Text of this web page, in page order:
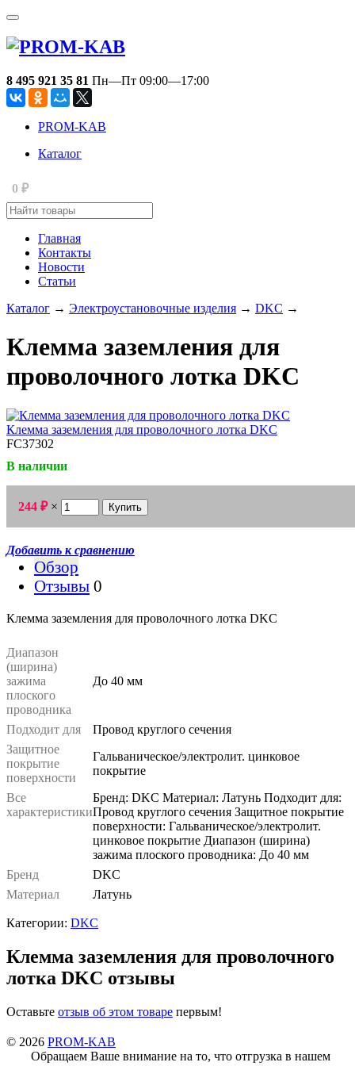
8 495 921 35 81 Пн—Пт 09:00—17:00
PROM-KAB
Каталог
0 ₽
Главная
Контакты
Новости
Статьи
Каталог → Электроустановочные изделия → DKC →
Клемма заземления для
проволочного лотка DKC
FC37302
В наличии
244 ₽ ×
Добавить к сравнению
Обзор
Отзывы 0
Клемма заземления для проволочного лотка DKC
Диапазон
(ширина)
зажима
плоского
проводника
До 40 мм
Подходит для
Провод круглого сечения
Защитное
покрытие
поверхности
Гальваническое/электролит. цинковое
покрытие
Все
характеристики
Бренд: DKC Материал: Латунь Подходит для:
Провод круглого сечения Защитное покрытие
поверхности: Гальваническое/электролит.
цинковое покрытие Диапазон (ширина)
зажима плоского проводника: До 40 мм
Бренд
DKC
Материал
Латунь
Категории: DKC
Клемма заземления для проволочного
лотка DKC отзывы
Оставьте отзыв об этом товаре первым!
© 2026 PROM-KAB
Обращаем Ваше внимание на то, что отгрузка в нашем